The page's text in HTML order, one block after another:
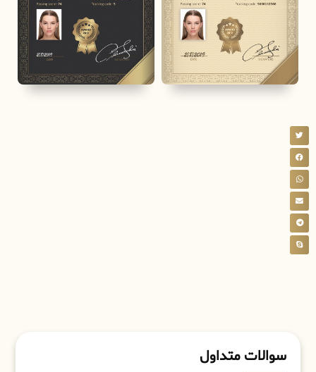
سوالات متداول